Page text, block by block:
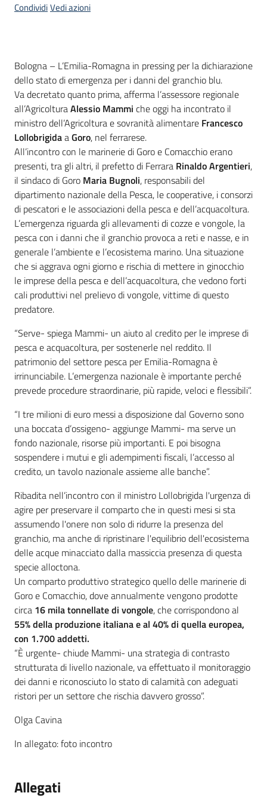
CondividiVedi azioni
Contenuto
Bologna – L’Emilia-Romagna in pressing per la dichiarazione
dello stato di emergenza per i danni del granchio blu.
Va decretato quanto prima, afferma l’assessore regionale
all’AgricolturaAlessio Mammi che oggi ha incontrato il
ministro dell’Agricoltura e sovranità alimentare Francesco
LollobrigidaaGoro, nel ferrarese.
All’incontro con le marinerie di Goro e Comacchio erano
presenti, tra gli altri, il prefetto di Ferrara Rinaldo Argentieri,
il sindaco di Goro Maria Bugnoli, responsabili del
dipartimento nazionale della Pesca, le cooperative, i consorzi
di pescatori e le associazioni della pesca e dell’acquacoltura.
L’emergenza riguarda gli allevamenti di cozze e vongole, la
pesca con i danni che il granchio provoca a reti e nasse, e in
generale l’ambiente e l’ecosistema marino. Una situazione
che si aggrava ogni giorno e rischia di mettere in ginocchio
le imprese della pesca e dell’acquacoltura, che vedono forti
cali produttivi nel prelievo di vongole, vittime di questo
predatore.
“Serve- spiega Mammi- un aiuto al credito per le imprese di
pesca e acquacoltura, per sostenerle nel reddito. Il
patrimonio del settore pesca per Emilia-Romagna è
irrinunciabile. L’emergenza nazionale è importante perché
prevede procedure straordinarie, più rapide, veloci e flessibili”.
“I tre milioni di euro messi a disposizione dal Governo sono
una boccata d’ossigeno- aggiunge Mammi- ma serve un
fondo nazionale, risorse più importanti. E poi bisogna
sospendere i mutui e gli adempimenti fiscali, l’accesso al
credito, un tavolo nazionale assieme alle banche”.
Ribadita nell’incontro con il ministro Lollobrigida l'urgenza di
agire per preservare il comparto che in questi mesi si sta
assumendo l'onere non solo di ridurre la presenza del
granchio, ma anche di ripristinare l'equilibrio dell'ecosistema
delle acque minacciato dalla massiccia presenza di questa
specie alloctona.
Un comparto produttivo strategico quello delle marinerie di
Goro e Comacchio, dove annualmente vengono prodotte
circa 16 mila tonnellate di vongole, che corrispondono al
55% della produzione italiana e al 40% di quella europea,
con 1.700 addetti.
“È urgente- chiude Mammi- una strategia di contrasto
strutturata di livello nazionale, va effettuato il monitoraggio
dei danni e riconosciuto lo stato di calamità con adeguati
ristori per un settore che rischia davvero grosso”.
Olga Cavina
In allegato: foto incontro
Allegati